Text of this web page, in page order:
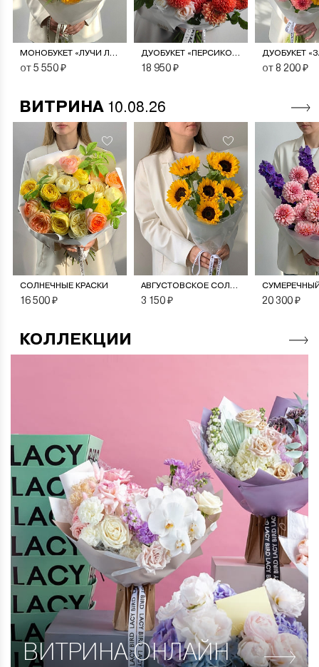
МОНОБУКЕТ «ЛУЧИ ЛЕТА»
от 5 550 ₽
ДУОБУКЕТ «ПЕРСИКОВЫЙ СОРБЕТ»
18 950 ₽ от 8 200 ₽
ВИТРИНА 10.08.26
СОЛНЕЧНЫЕ КРАСКИ
16 500 ₽
АВГУСТОВСКОЕ СОЛНЦЕ
3 150 ₽ 20 300 ₽
КОЛЛЕКЦИИ
ВИТРИНАОНЛАЙН